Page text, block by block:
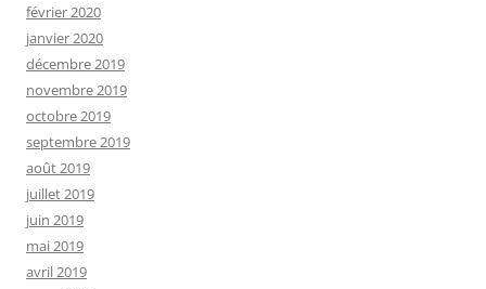
février 2020
janvier 2020
décembre 2019
novembre 2019
octobre 2019
septembre 2019
août 2019
juillet 2019
juin 2019
mai 2019
avril 2019